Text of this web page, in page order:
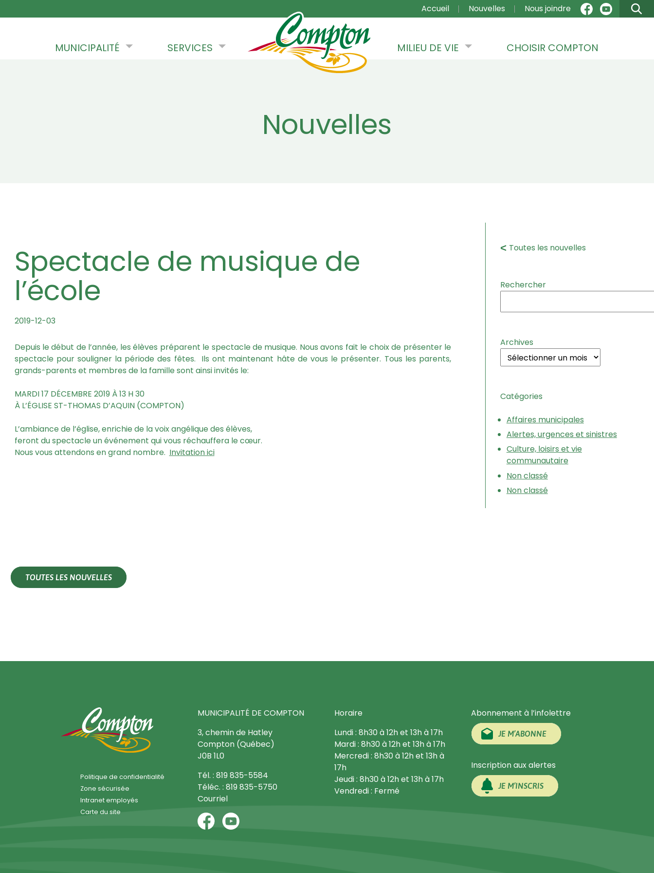
MAIN NAVIGATION
Accueil Nouvelles Nous joindre
MUNICIPALITÉ SERVICES MILIEU DE VIE CHOISIR COMPTON
Nouvelles
Spectacle de musique de
l’école
2019-12-03
Depuis le début de l’année, les élèves préparent le spectacle de musique. Nous avons fait le choix de présenter le
spectacle pour souligner la période des fêtes. Ils ont maintenant hâte de vous le présenter. Tous les parents,
grands-parents et membres de la famille sont ainsi invités le:
MARDI 17 DÉCEMBRE 2019 À 13 H 30
À L’ÉGLISE ST-THOMAS D’AQUIN (COMPTON)
L’ambiance de l’église, enrichie de la voix angélique des élèves,
feront du spectacle un événement qui vous réchauffera le cœur.
Nous vous attendons en grand nombre. Invitation ici
Toutes les nouvelles
Rechercher
Archives
Catégories
Affaires municipales
Alertes, urgences et sinistres
Culture, loisirs et vie
communautaire
Non classé
Non classé
TOUTES LES NOUVELLES
Politique de confidentialité
Zone sécurisée
Intranet employés
Carte du site
MUNICIPALITÉ DE COMPTON
3, chemin de Hatley
Compton (Québec)
J0B 1L0
Tél. : 819 835-5584
Téléc. : 819 835-5750
Courriel
Horaire
Lundi : 8h30 à 12h et 13h à 17h
Mardi : 8h30 à 12h et 13h à 17h
Mercredi : 8h30 à 12h et 13h à
17h
Jeudi : 8h30 à 12h et 13h à 17h
Vendredi : Fermé
Abonnement à l’infolettre
JE M’ABONNE
Inscription aux alertes
JE M’INSCRIS